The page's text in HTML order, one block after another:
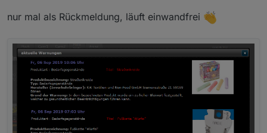
nur mal als Rückmeldung, läuft einwandfrei